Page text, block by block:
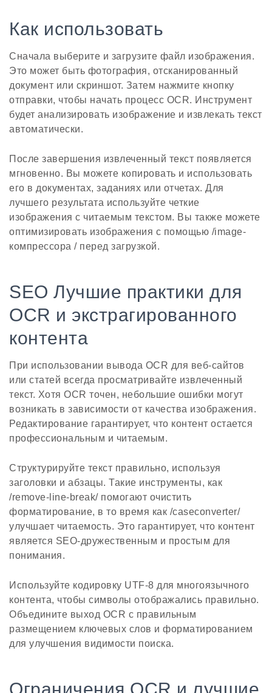
Как использовать
Сначала выберите и загрузите файл изображения.
Это может быть фотография, отсканированный
документ или скриншот. Затем нажмите кнопку
отправки, чтобы начать процесс OCR. Инструмент
будет анализировать изображение и извлекать текст
автоматически.
После завершения извлеченный текст появляется
мгновенно. Вы можете копировать и использовать
его в документах, заданиях или отчетах. Для
лучшего результата используйте четкие
изображения с читаемым текстом. Вы также можете
оптимизировать изображения с помощью /image-
компрессора / перед загрузкой.
SEO Лучшие практики для
OCR и экстрагированного
контента
При использовании вывода OCR для веб-сайтов
или статей всегда просматривайте извлеченный
текст. Хотя OCR точен, небольшие ошибки могут
возникать в зависимости от качества изображения.
Редактирование гарантирует, что контент остается
профессиональным и читаемым.
Структурируйте текст правильно, используя
заголовки и абзацы. Такие инструменты, как
/remove-line-break/ помогают очистить
форматирование, в то время как /caseconverter/
улучшает читаемость. Это гарантирует, что контент
является SEO-дружественным и простым для
понимания.
Используйте кодировку UTF-8 для многоязычного
контента, чтобы символы отображались правильно.
Объедините выход OCR с правильным
размещением ключевых слов и форматированием
для улучшения видимости поиска.